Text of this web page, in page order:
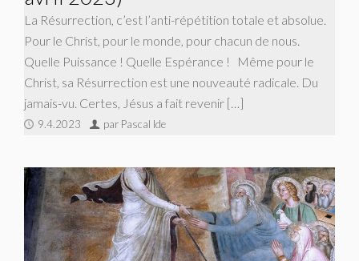
La Résurrection, c’est l’anti-répétition totale et absolue.
Pour le Christ, pour le monde, pour chacun de nous.
Quelle Puissance ! Quelle Espérance ! Même pour le
Christ, sa Résurrection est une nouveauté radicale. Du
jamais-vu. Certes, Jésus a fait revenir […]
9.4.2023 par Pascal Ide